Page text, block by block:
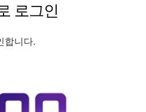
로그인
합니다.